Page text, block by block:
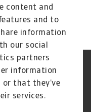
content and
and to
information
our social
partners
information
or that they’ve
services.
channels